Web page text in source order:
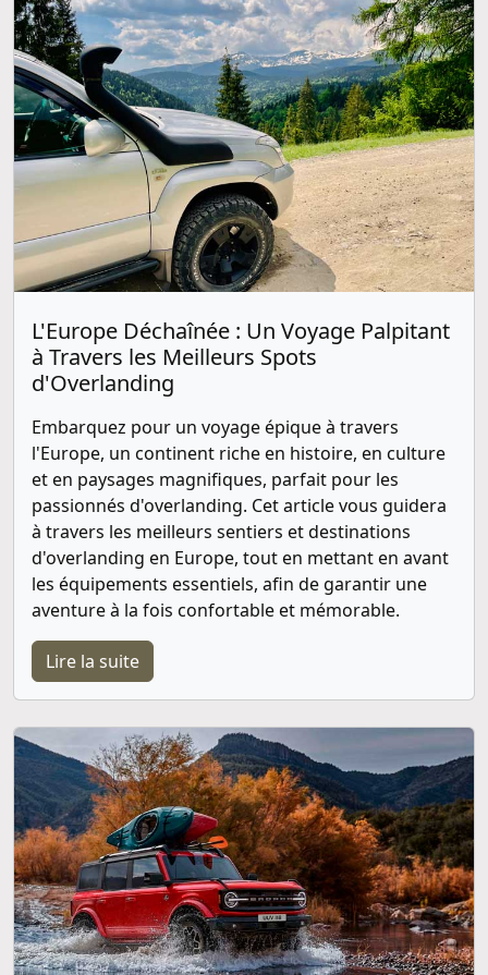
L'Europe Déchaînée : Un Voyage Palpitant
à Travers les Meilleurs Spots
d'Overlanding
Embarquez pour un voyage épique à travers
l'Europe, un continent riche en histoire, en culture
et en paysages magnifiques, parfait pour les
passionnés d'overlanding. Cet article vous guidera
à travers les meilleurs sentiers et destinations
d'overlanding en Europe, tout en mettant en avant
les équipements essentiels, afin de garantir une
aventure à la fois confortable et mémorable.
Lire la suite